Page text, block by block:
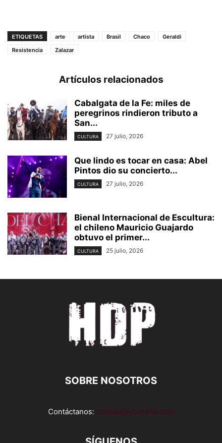
ETIQUETAS arte artista Brasil Chaco
Geraldi
Resistencia
Zalazar
Artículos relacionados
Cabalgata de la Fe: miles de
peregrinos rindieron tributo a
San...
CULTURA 27 julio, 2026
Que lindo es tocar en casa: Abel
Pintos dio su concierto...
CULTURA 27 julio, 2026
Bienal Internacional de Escultura:
el chileno Mauricio Guajardo
obtuvo el primer...
CULTURA 25 julio, 2026
SOBRE NOSOTROS
Contáctanos: contact@yoursite.com